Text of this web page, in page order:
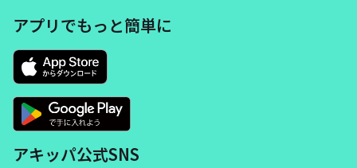
アプリでもっと簡単に
アキッパ公式SNS